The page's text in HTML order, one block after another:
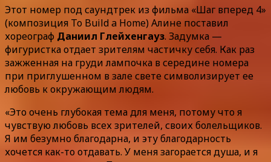
Этот номер под саундтрек из фильма «Шаг вперед 4»
(композиция To Build a Home) Алине поставил
хореограф Даниил Глейхенгауз. Задумка —
фигуристка отдает зрителям частичку себя. Как раз
зажженная на груди лампочка в середине номера
при приглушенном в зале свете символизирует ее
любовь к окружающим людям.
«Это очень глубокая тема для меня, потому что я
чувствую любовь всех зрителей, своих болельщиков.
Я им безумно благодарна, и эту благодарность
хочется как-то отдавать. У меня загорается душа, и я